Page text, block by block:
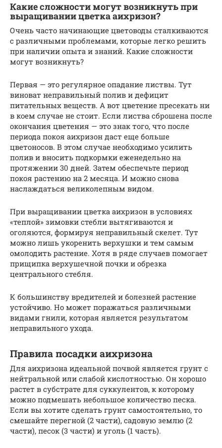
Какие сложности могут возникнуть при
выращивании цветка аихризон?
Очень часто начинающие цветоводы сталкиваются
с различными проблемами, которые легко решить
при наличии опыта и знаний. Какие сложности
могут возникнуть?
Первая — это регулярное опадание листвы. Тут
виноват неправильный полив и дефицит
питательных веществ. А вот цветение пресекать ни
в коем случае не стоит. Если листва сброшена после
окончания цветения — это знак того, что после
периода покоя аихризон даст еще больше
цветоносов. В этом случае необходимо усилить
полив и вносить подкормки еженедельно на
протяжении 30 дней. Затем обеспечьте период
покоя растению на 2 месяца. И можно снова
наслаждаться великолепным видом.
При выращивании цветка аихризон в условиях
«теплой» зимовки стебли вытягиваются и
оголяются, формируя неправильный скелет. Тут
можно лишь укоренить верхушки и тем самым
омолодить растение. Хотя в ряде случаев помогает
прищипка верхушечной почки и обрезка
центрального стебля.
К большинству вредителей и болезней растение
устойчиво. Но может поражаться различными
видами гнили, которая является результатом
неправильного ухода.
Правила посадки аихризона
Для аихризона идеальной почвой является грунт с
нейтральной или слабой кислотностью. Он хорошо
растет в субстрате для суккулентов, к которому
можно подмешать небольшое количество песка.
Если вы хотите сделать грунт самостоятельно, то
смешайте перегной (2 части), садовую землю (2
части), песок (3 части) и уголь (1 часть).